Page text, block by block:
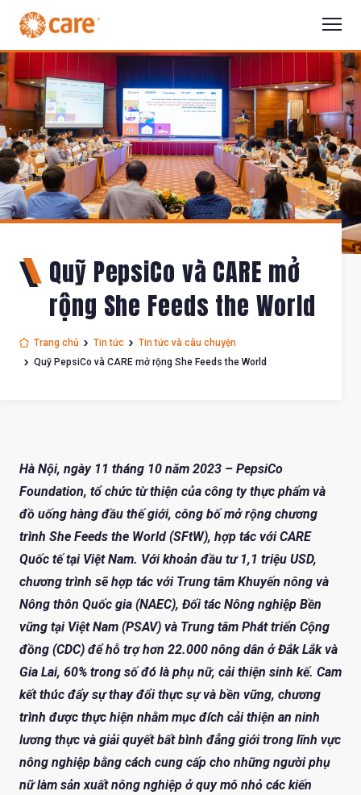
Quỹ PepsiCo và CARE mở
rộng She Feeds the World
Trang chủ Tin tức
Tin tức và câu chuyện
Quỹ PepsiCo và CARE mở rộng She Feeds the World
Hà Nội, ngày 11 tháng 10 năm 2023 – PepsiCo
Foundation, tổ chức từ thiện của công ty thực phẩm và
đồ uống hàng đầu thế giới, công bố mở rộng chương
trình She Feeds the World (SFtW), hợp tác với CARE
Quốc tế tại Việt Nam. Với khoản đầu tư 1,1 triệu USD,
chương trình sẽ hợp tác với Trung tâm Khuyến nông và
Nông thôn Quốc gia (NAEC), Đối tác Nông nghiệp Bền
vững tại Việt Nam (PSAV) và Trung tâm Phát triển Cộng
đồng (CDC) để hỗ trợ hơn 22.000 nông dân ở Đắk Lắk và
Gia Lai, 60% trong số đó là phụ nữ, cải thiện sinh kế. Cam
kết thúc đẩy sự thay đổi thực sự và bền vững, chương
trình được thực hiện nhằm mục đích cải thiện an ninh
lương thực và giải quyết bất bình đẳng giới trong lĩnh vực
nông nghiệp bằng cách cung cấp cho những người phụ
nữ làm sản xuất nông nghiệp ở quy mô nhỏ các kiến